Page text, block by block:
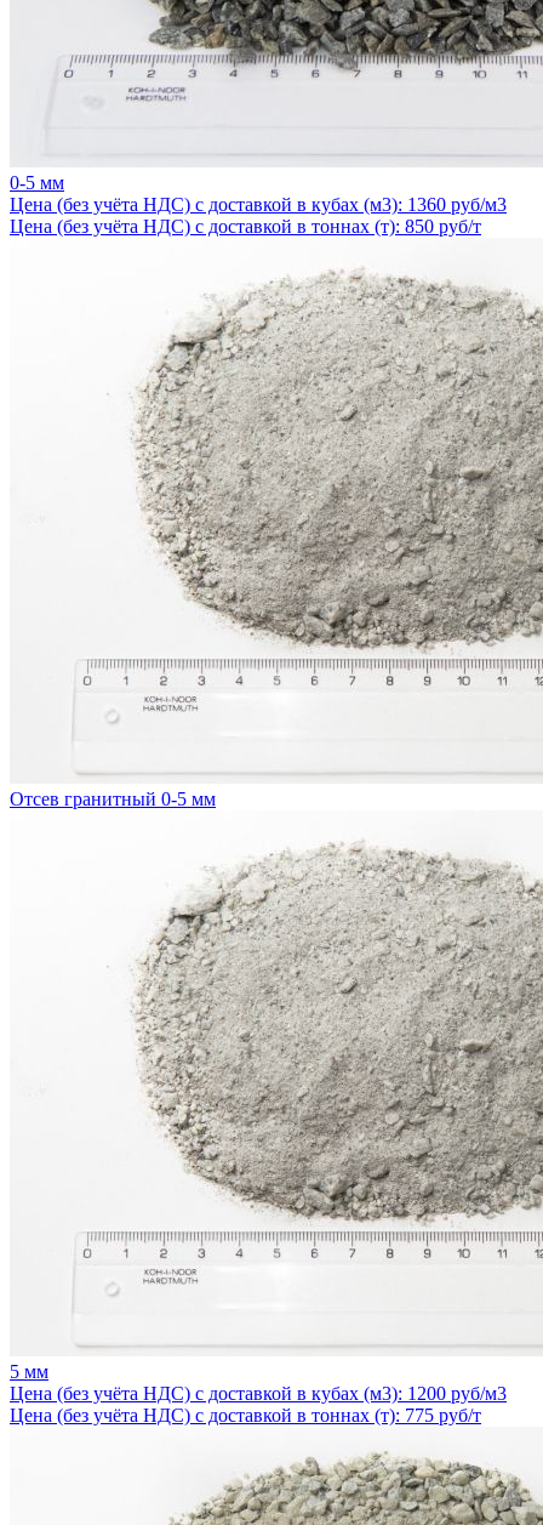
0-5 мм
Цена (без учёта НДС) с доставкой в кубах (м3): 1360 руб/м3
Цена (без учёта НДС) с доставкой в тоннах (т): 850 руб/т
Отсев гранитный 0-5 мм
5 мм
Цена (без учёта НДС) с доставкой в кубах (м3): 1200 руб/м3
Цена (без учёта НДС) с доставкой в тоннах (т): 775 руб/т